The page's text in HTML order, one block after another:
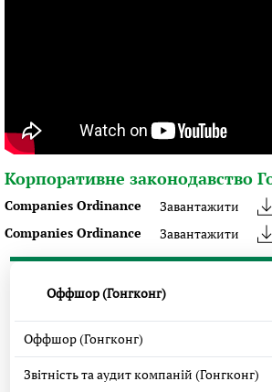
Корпоративне законодавство
Companies Ordinance
Завантажити
Companies Ordinance
Завантажити
Оффшор (Гонгконг)
Оффшор (Гонгконг)
Звітність та аудит компаній (Гонгконг)